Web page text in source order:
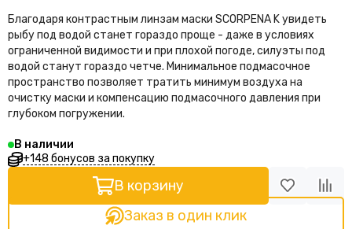
Благодаря контрастным линзам маски SCORPENA K увидеть
рыбу под водой станет гораздо проще - даже в условиях
ограниченной видимости и при плохой погоде, силуэты под
водой станут гораздо четче. Минимальное подмасочное
пространство позволяет тратить минимум воздуха на
очистку маски и компенсацию подмасочного давления при
глубоком погружении.
В наличии
+148 бонусов за покупку
В корзину
Заказ в один клик